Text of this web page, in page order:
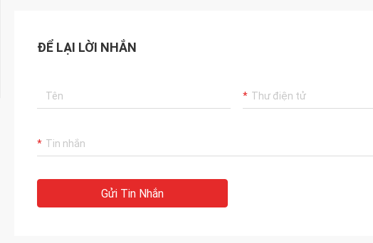
ĐỂ LẠI LỜI NHẮN
Gửi Tin Nhắn